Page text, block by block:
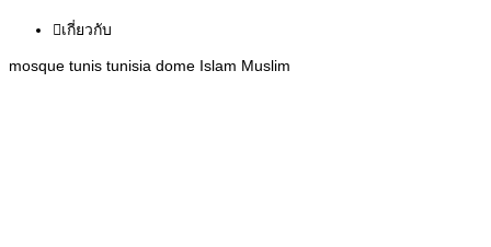
เกี่ยวกับ
mosque tunis tunisia dome Islam Muslim